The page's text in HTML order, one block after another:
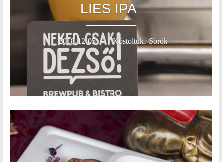
LIES IPA
2018-12-05 Kóstoltuk,Sörök